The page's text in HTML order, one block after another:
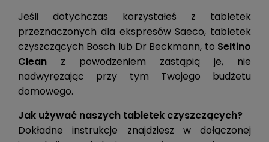
Jeśli dotychczas korzystałeś z tabletek
przeznaczonych dla ekspresów Saeco, tabletek
czyszczących Bosch lub Dr Beckmann, to Seltino
Clean z powodzeniem zastąpią je, nie
nadwyrężając przy tym Twojego budżetu
domowego.
Jak używać naszych tabletek czyszczących?
Dokładne instrukcje znajdziesz w dołączonej